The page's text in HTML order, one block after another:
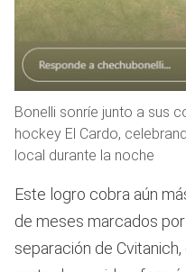
Bonelli sonríe junto a sus
hockey El Cardo,
local durante la noche
Este logro cobra aún
de meses marcados
separación de